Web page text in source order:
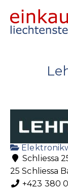
Schliessa
25 Schliessa
+423 380